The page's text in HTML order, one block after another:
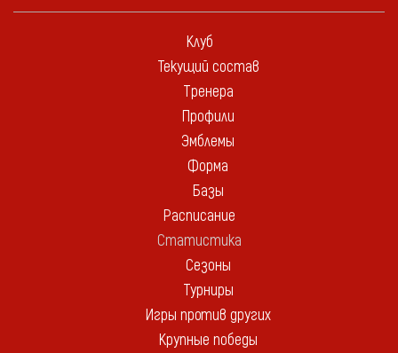
Клуб
Текущий состав
Тренера
Профили
Эмблемы
Форма
Базы
Расписание
Статистика
Сезоны
Турниры
Игры против других
Крупные победы